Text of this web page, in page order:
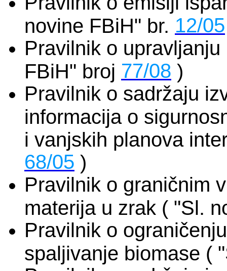
novine FBiH" br. 12/05
Pravilnik o
FBiH" broj 77/08 )
Pravilnik o sadržaju
informacija o
i vanjskih planova
68/05 )
Pravilnik o graničnim
materija u zrak ( "Sl.
Pravilnik o
spaljivanje biomase (